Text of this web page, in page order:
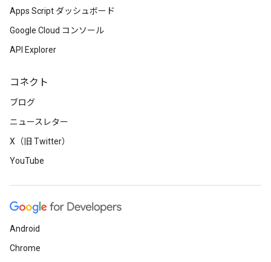
Apps Script ダッシュボード
Google Cloud コンソール
API Explorer
コネクト
ブログ
ニュースレター
X（旧 Twitter）
YouTube
Android
Chrome